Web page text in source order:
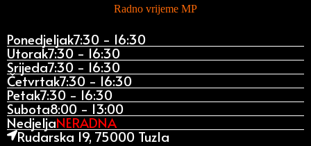
Radno vrijeme MP
Ponedjeljak7:30 - 16:30
Utorak7:30 - 16:30
Srijeda7:30 - 16:30
Četvrtak7:30 - 16:30
Petak7:30 - 16:30
Subota8:00 - 13:00
NedjeljaNERADNA
Rudarska 19, 75000 Tuzla